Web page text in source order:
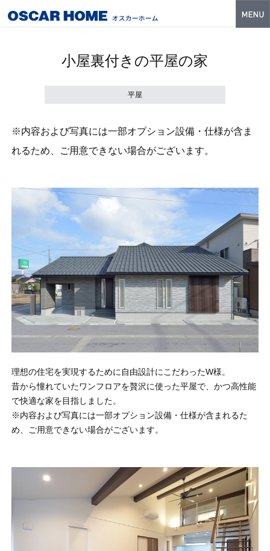
特長
性能・技術
商品ラインナップ
フォトギャラリー
スマートセレクト
土地情報
オンライン相談会
小屋裏付きの平屋の家
平屋
※内容および写真には一部オプション設備・仕様が含ま
れるため、ご用意できない場合がございます。
理想の住宅を実現するために自由設計にこだわったW様。
昔から憧れていたワンフロアを贅沢に使った平屋で、かつ高性能
で快適な家を目指しました。
※内容および写真には一部オプション設備・仕様が含まれるた
め、ご用意できない場合がございます。